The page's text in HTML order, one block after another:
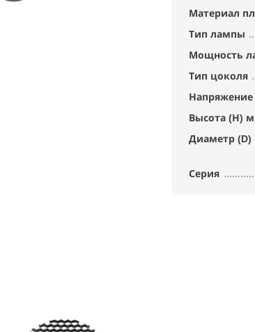
Материал
Тип лампы
Мощность
Тип цоколя
Напряжение
Высота (Н)
Диаметр
Серия